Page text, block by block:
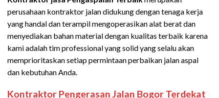
perusahaan kontraktor jalan didukung dengan tenaga kerja
yang handal dan terampil mengoperasikan alat berat dan
menyediakan bahan material dengan kualitas terbaik karena
kami adalah tim professional yang solid yang selalu akan
memprioritaskan setiap permintaan perbaikan jalan aspal
dan kebutuhan Anda.
Kontraktor Pengerasan Jalan Bogor Terdekat